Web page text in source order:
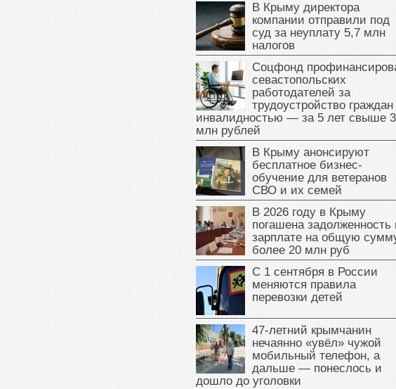
В Крыму директора
компании отправили под
суд за неуплату 5,7 млн
налогов
Соцфонд
севастопольских
работодателей за
трудоустройство граждан
инвалидностью — за 5 лет свыше 3
млн рублей
В Крыму анонсируют
бесплатное бизнес-
обучение для ветеранов
СВО и их семей
В 2026 году в Крыму
погашена задолженность
зарплате на общую
более 20 млн руб
С 1 сентября в России
меняются правила
перевозки детей
47‑летний крымчанин
нечаянно «увёл» чужой
мобильный телефон, а
дальше — понеслось и
дошло до уголовки